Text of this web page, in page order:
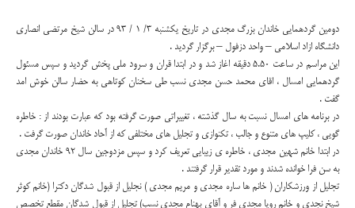
دومین گردهمایی خاندان بزرگ مجدی در تاریخ یکشنبه 3/ 1 / 93 در سالن شیخ مرتضی انصاری
دانشگاه ازاد اسلامی – واحد دزفول – برگزار گردید .
این مراسم در ساعت 5.50 دقیقه اغاز شد و در ابتدا قران و سرود ملی پخش گردید و سپس مسئول
گردهمایی امسال ، اقای محمد حسن مجدی نسب طی سخنان کوتاهی به حضار سالن خوش امد
گفت .
در برنامه های امسال نسبت به سال گذشته ، تغییراتی صورت گرفته بود که عبارت بودند از : خاطره
گویی ، کلیپ های متنوع و جالب ، تکنوازی و تجلیل های مختلفی که از آحاد خاندان صورت گرفت .
در ابتدا خانم شهین مجدی ، خاطره ی زیبایی تعریف کرد و سپس مزدوجین سال 92 خاندان مجدی
به سن فرا خوانده شدند و مورد تقدیر قرار گرفتند .
تجلیل از ورزشکاران ( خانم ها ساره مجدی و مریم مجدی ) نجلیل از قبول شدگان دکترا (خانم کوثر
شیخ نجدی و خانم رویا مجدی فر و آقای بهنام مجدی نسب) تجلیل از قبول شدگان مقطع تخصص